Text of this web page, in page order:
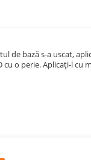
de bază s-a uscat,
cu o perie. Aplicați-l cu